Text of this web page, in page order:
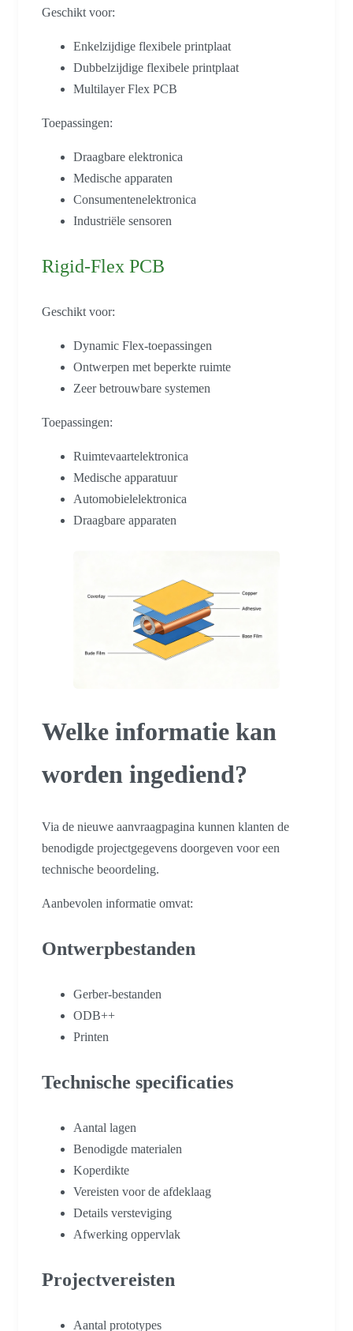
Geschikt voor:
Enkelzijdige flexibele printplaat
Dubbelzijdige flexibele printplaat
Multilayer Flex PCB
Toepassingen:
Draagbare elektronica
Medische apparaten
Consumentenelektronica
Industriële sensoren
Rigid-Flex PCB
Geschikt voor:
Dynamic Flex-toepassingen
Ontwerpen met beperkte ruimte
Zeer betrouwbare systemen
Toepassingen:
Ruimtevaartelektronica
Medische apparatuur
Automobielelektronica
Draagbare apparaten
Welke informatie kan
worden ingediend?
Via de nieuwe aanvraagpagina kunnen klanten de
benodigde projectgegevens doorgeven voor een
technische beoordeling.
Aanbevolen informatie omvat:
Ontwerpbestanden
Gerber-bestanden
ODB++
Printen
Technische specificaties
Aantal lagen
Benodigde materialen
Koperdikte
Vereisten voor de afdeklaag
Details versteviging
Afwerking oppervlak
Projectvereisten
Aantal prototypes